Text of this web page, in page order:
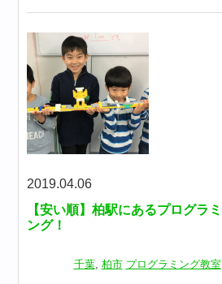
2019.04.06
【安い順】柏駅にあるプログラ
ング！
千葉, 柏市 プログラミング教室